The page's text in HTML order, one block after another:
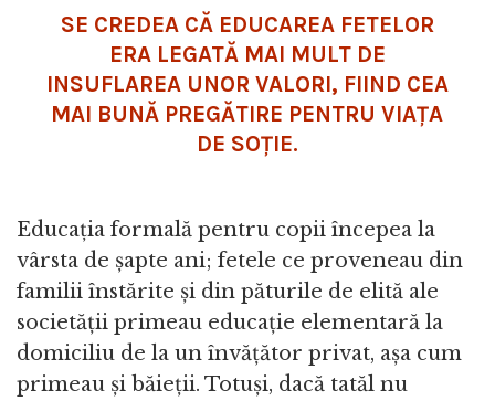
SE CREDEA CĂ EDUCAREA FETELOR
ERA LEGATĂ MAI MULT DE
INSUFLAREA UNOR VALORI, FIIND CEA
MAI BUNĂ PREGĂTIRE PENTRU VIAȚA
DE SOȚIE.
Educația formală pentru copii începea la
vârsta de șapte ani; fetele ce proveneau din
familii înstărite și din păturile de elită ale
societății primeau educație elementară la
domiciliu de la un învățător privat, așa cum
primeau și băieții. Totuși, dacă tatăl nu